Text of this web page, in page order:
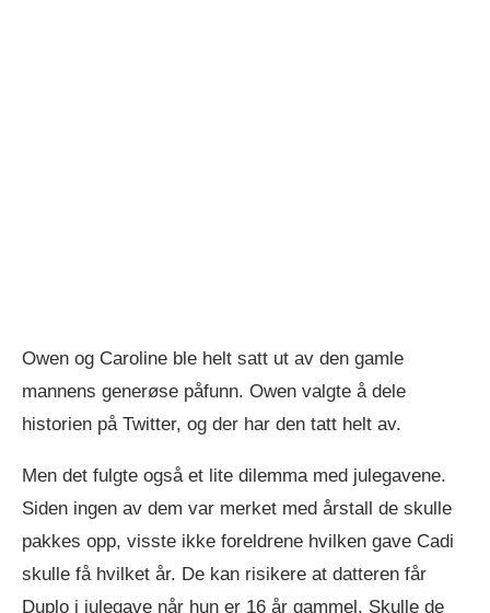
Owen og Caroline ble helt satt ut av den gamle
mannens generøse påfunn. Owen valgte å dele
historien på Twitter, og der har den tatt helt av.
Men det fulgte også et lite dilemma med julegavene.
Siden ingen av dem var merket med årstall de skulle
pakkes opp, visste ikke foreldrene hvilken gave Cadi
skulle få hvilket år. De kan risikere at datteren får
Duplo i julegave når hun er 16 år gammel. Skulle de